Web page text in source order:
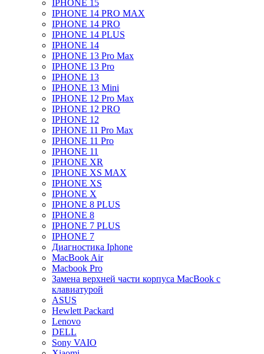
IPHONE 15
IPHONE 14 PRO MAX
IPHONE 14 PRO
IPHONE 14 PLUS
IPHONE 14
IPHONE 13 Pro Max
IPHONE 13 Pro
IPHONE 13
IPHONE 13 Mini
IPHONE 12 Pro Max
IPHONE 12 PRO
IPHONE 12
IPHONE 11 Pro Max
IPHONE 11 Pro
IPHONE 11
IPHONE XR
IPHONE XS MAX
IPHONE XS
IPHONE X
IPHONE 8 PLUS
IPHONE 8
IPHONE 7 PLUS
IPHONE 7
Диагностика Iphone
MacBook Air
Macbook Pro
Замена верхней части корпуса MacBook с
клавиатурой
ASUS
Hewlett Packard
Lenovo
DELL
Sony VAIO